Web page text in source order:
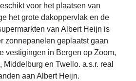
voor het plaatsen van
het grote dakoppervlak en de
van Albert Heijn is
zonnepanelen geplaatst gaan
vestigingen in Bergen op Zoom,
en Twello. a.s.r. real
aan Albert Heijn.